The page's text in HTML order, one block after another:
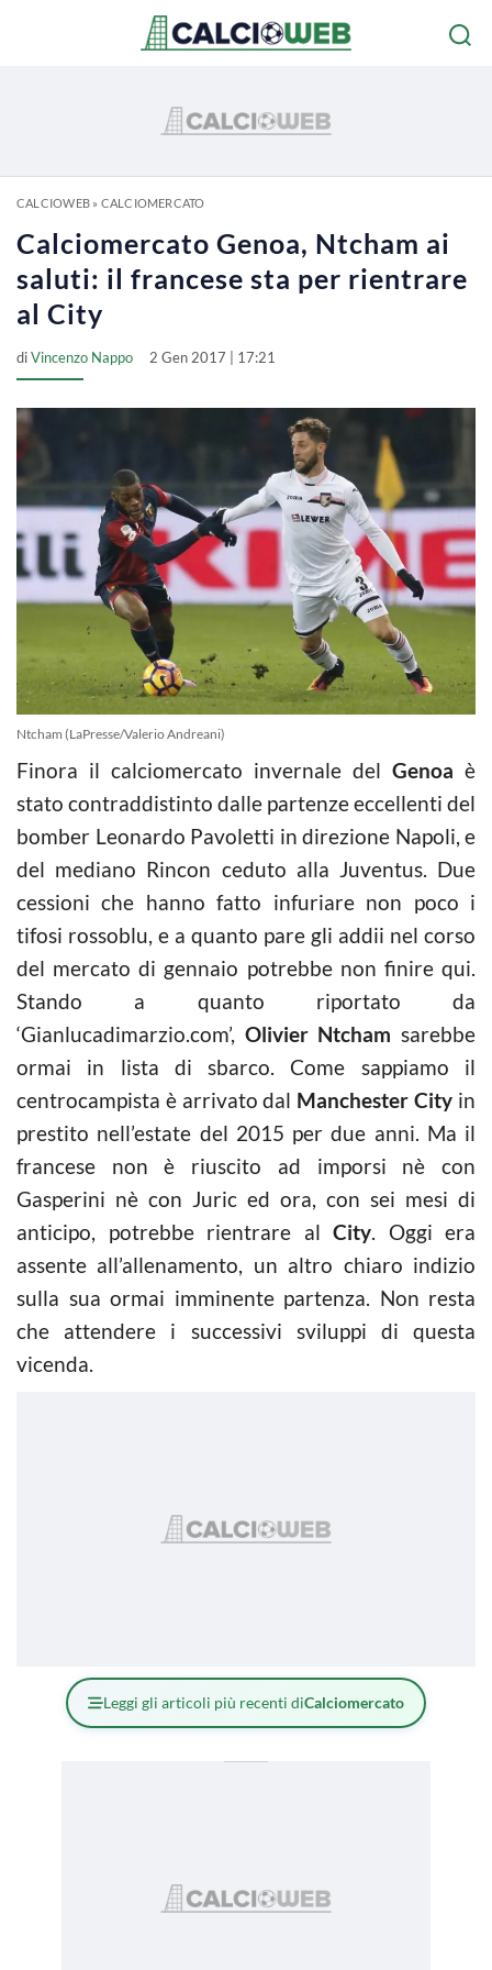
CALCIOWEB» CALCIOMERCATO
Calciomercato Genoa, Ntcham ai
saluti: il francese sta per rientrare
al City
diVincenzo Nappo 2 Gen 2017 | 17:21
Ntcham (LaPresse/Valerio Andreani)
Finora il calciomercato invernale del Genoa è
stato contraddistinto dalle partenze eccellenti del
bomber Leonardo Pavoletti in direzione Napoli, e
del mediano Rincon ceduto alla Juventus. Due
cessioni che hanno fatto infuriare non poco i
tifosi rossoblu, e a quanto pare gli addii nel corso
del mercato di gennaio potrebbe non finire qui.
Stando a quanto riportato da
‘Gianlucadimarzio.com’, Olivier Ntchamsarebbe
ormai in lista di sbarco. Come sappiamo il
centrocampista è arrivato dal Manchester City in
prestito nell’estate del 2015 per due anni. Ma il
francese non è riuscito ad imporsi nè con
Gasperini nè con Juric ed ora, con sei mesi di
anticipo, potrebbe rientrare al City. Oggi era
assente all’allenamento, un altro chiaro indizio
sulla sua ormai imminente partenza. Non resta
che attendere i successivi sviluppi di questa
vicenda.
Leggi gli articoli più recenti diCalciomercato